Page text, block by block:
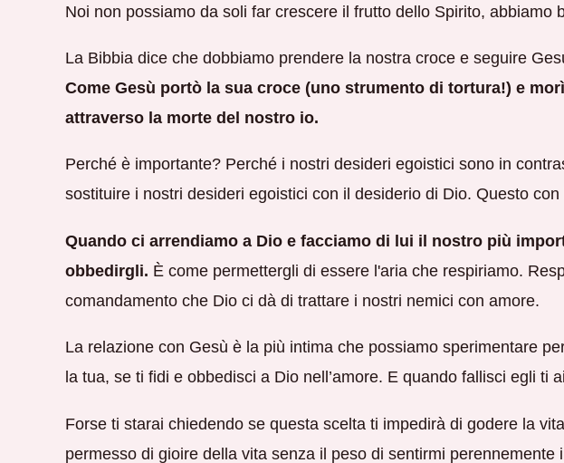
Noi non possiamo da soli far crescere il frutto dello Spirito, abbiamo
La Bibbia dice che dobbiamo prendere la nostra croce e seguire
Come Gesù portò la sua croce (uno strumento di tortura!) e
attraverso la morte del nostro io.
Perché è importante? Perché i nostri desideri egoistici sono in
sostituire i nostri desideri egoistici con il desiderio di Dio. Questo
Quando ci arrendiamo a Dio e facciamo di lui il nostro più
obbedirgli. È come permettergli di essere l'aria che respiriamo.
comandamento che Dio ci dà di trattare i nostri nemici con amore.
La relazione con Gesù è la più intima che possiamo sperimentare
la tua, se ti fidi e obbedisci a Dio nell’amore. E quando fallisci egli ti
Forse ti starai chiedendo se questa scelta ti impedirà di godere la
permesso di gioire della vita senza il peso di sentirmi perennemente